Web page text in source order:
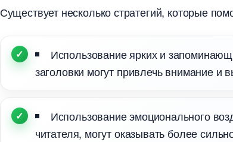
Существует несколько стратегий, которые
Использование ярких и
заголовки могут привлечь внимание и
Использование эмоционального
читателя, могут оказывать более